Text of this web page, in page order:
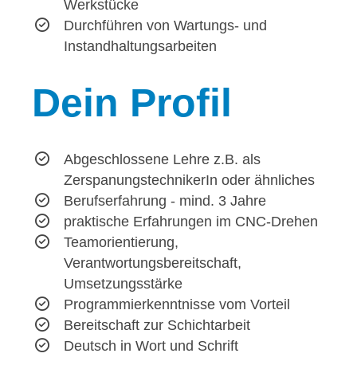
Werkstücke
Durchführen von Wartungs- und
Instandhaltungsarbeiten
Dein Profil
Abgeschlossene Lehre z.B. als
ZerspanungstechnikerIn oder ähnliches
Berufserfahrung - mind. 3 Jahre
praktische Erfahrungen im CNC-Drehen
Teamorientierung,
Verantwortungsbereitschaft,
Umsetzungsstärke
Programmierkenntnisse vom Vorteil
Bereitschaft zur Schichtarbeit
Deutsch in Wort und Schrift